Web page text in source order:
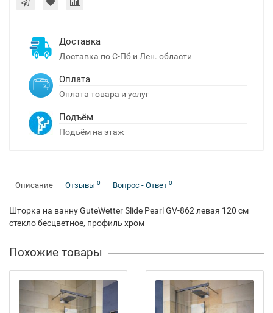
Доставка
Доставка по С-Пб и Лен. области
Оплата
Оплата товара и услуг
Подъём
Подъём на этаж
Описание Отзывы 0 Вопрос - Ответ 0
Шторка на ванну GuteWetter Slide Pearl GV-862 левая 120 см
стекло бесцветное, профиль хром
Похожие товары